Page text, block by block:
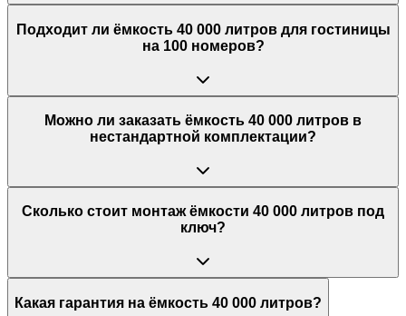
Подходит ли ёмкость 40 000 литров для гостиницы
на 100 номеров?
Можно ли заказать ёмкость 40 000 литров в
нестандартной комплектации?
Сколько стоит монтаж ёмкости 40 000 литров под
ключ?
Какая гарантия на ёмкость 40 000 литров?